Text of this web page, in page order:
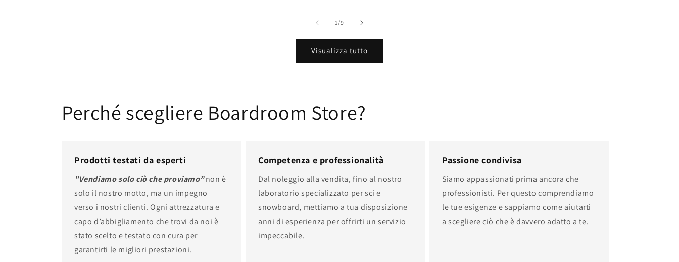
1 /su
9
Visualizza tutto
Perché scegliere Boardroom Store?
Prodotti testati da esperti
"Vendiamo solo ciò che proviamo”non è
solo il nostro motto, ma un impegno
verso i nostri clienti. Ogni attrezzatura e
capo d’abbigliamento che trovi da noi è
stato scelto e testato con cura per
garantirti le migliori prestazioni.
Competenza e professionalità
Dal noleggio alla vendita, fino al nostro
laboratorio specializzato per sci e
snowboard, mettiamo a tua disposizione
anni di esperienza per offrirti un servizio
impeccabile.
Passione condivisa
Siamo appassionati prima ancora che
professionisti. Per questo comprendiamo
le tue esigenze e sappiamo come aiutarti
a scegliere ciò che è davvero adatto a te.